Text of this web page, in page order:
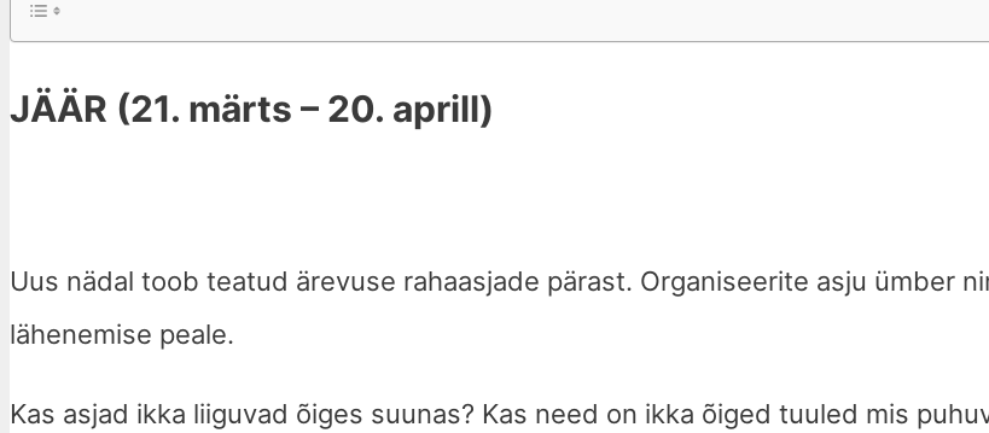
JÄÄR (21. märts – 20. aprill)
Uus nädal toob teatud ärevuse rahaasjade pärast. Organiseerite asju ümber
lähenemise peale.
Kas asjad ikka liiguvad õiges suunas? Kas need on ikka õiged tuuled mis